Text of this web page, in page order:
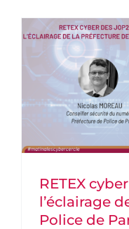
DEVENEZ
CONTACT
RETEX
l’éclairage
Police de